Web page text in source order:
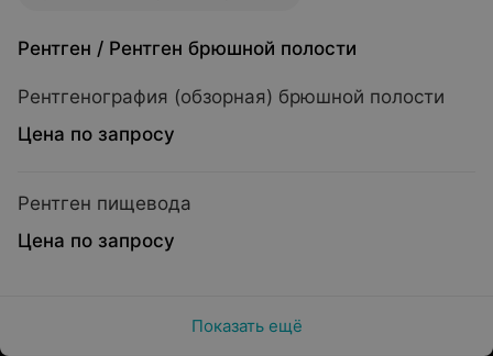
Рентген / Рентген брюшной полости
Рентгенография (обзорная) брюшной полости
Цена по запросу
Рентген пищевода
Цена по запросу
Показать ещё